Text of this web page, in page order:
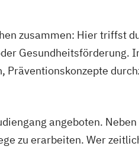
zusammen: Hier triffst
Gesundheitsförderung.
angeboten.
zu erarbeiten. Wer